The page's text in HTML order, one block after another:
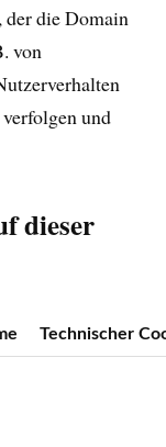
der die Domain
von
und
dieser
Technischer